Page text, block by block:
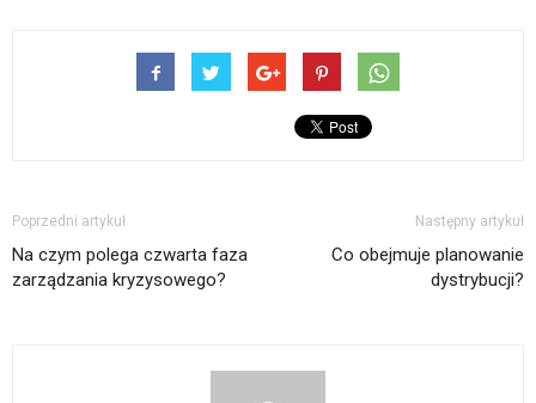
Poprzedni artykuł
Na czym polega czwarta faza
zarządzania kryzysowego?
Następny artykuł
Co obejmuje planowanie
dystrybucji?